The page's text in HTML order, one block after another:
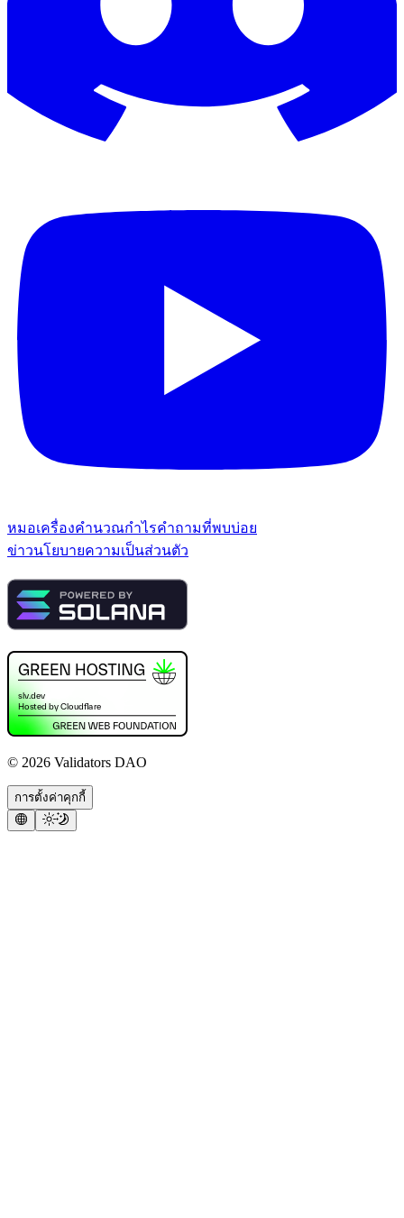
หมอเครื่องคำนวณกำไรคำถามที่พบบ่อย
ข่าวนโยบายความเป็นส่วนตัว
© 2026 Validators DAO
การตั้งค่าคุกกี้